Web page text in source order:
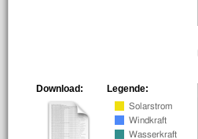
Legende:
Download: